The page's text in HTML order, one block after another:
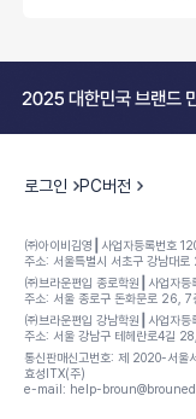
로그인 PC버전
㈜아이비김영┃사업자등록번호
주소: 서울특별시 서초구 강남대
㈜브라운편입 종로학원┃사업자
주소: 서울 종로구 돈화문로 26,
㈜브라운편입 강남학원┃사업자
주소: 서울 강남구 테헤란로4길
통신판매신고번호: 제 2020-서
효성ITX(주)
e-mail: help-